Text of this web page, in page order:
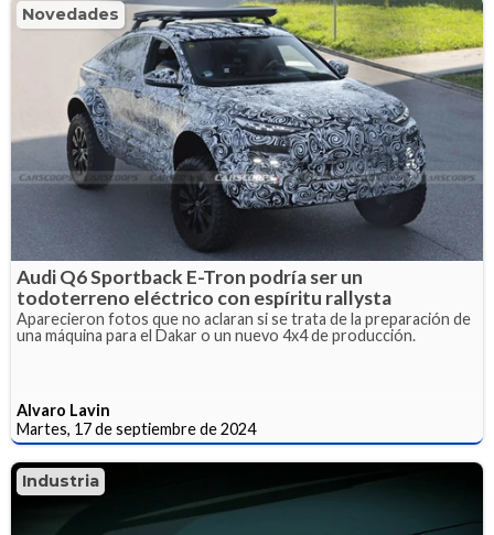
Novedades
Audi Q6 Sportback E-Tron podría ser un
todoterreno eléctrico con espíritu rallysta
Aparecieron fotos que no aclaran si se trata de la preparación de
una máquina para el Dakar o un nuevo 4x4 de producción.
Alvaro Lavin
Martes, 17 de septiembre de 2024
Industria